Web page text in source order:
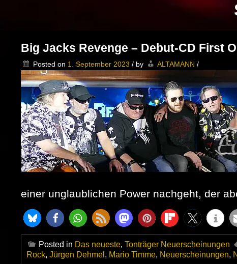
Big Jacks Revenge – Debut-CD First
Posted on 1. September 2023 / by ALTAMANN /
einer unglaublichen Power nachgeht, der
Posted in Das neueste, Tonträger Neuerscheinungen
Rock, Jürgen Dehmel , Mario Timme, Neuerscheinungen,